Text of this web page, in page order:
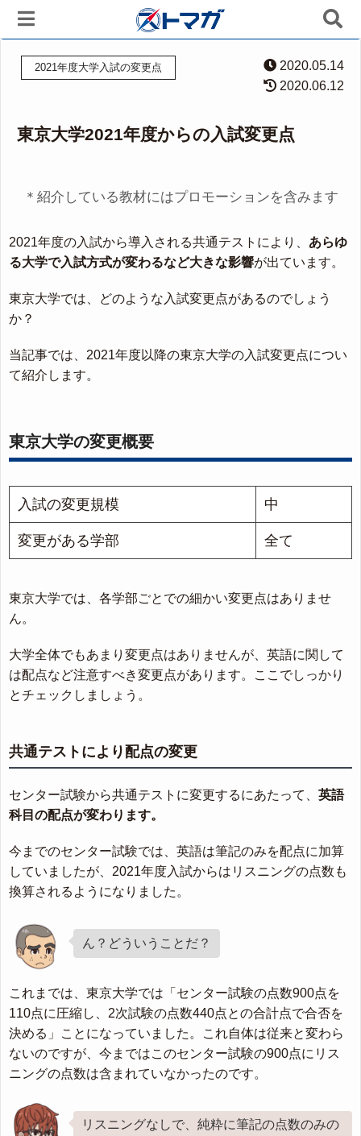
2021年度大学入試の変更点
2020.05.14
2020.06.12
東京大学2021年度からの入試変更点
＊紹介している教材にはプロモーションを含みます
2021年度の入試から導入される共通テストにより、 あらゆ
る大学で入試方式が変わるなど大きな影響が出ています。
東京大学では、どのような入試変更点があるのでしょう
か？
当記事では、2021年度以降の東京大学の入試変更点につい
て紹介します。
東京大学の変更概要
入試の変更規模 中
変更がある学部 全て
東京大学では、各学部ごとでの細かい変更点はありませ
ん。
大学全体でもあまり変更点はありませんが、英語に関して
は配点など注意すべき変更点があります。ここでしっかり
とチェックしましょう。
共通テストにより配点の変更
センター試験から共通テストに変更するにあたって、 英語
科目の配点が変わります。
今までのセンター試験では、英語は筆記のみを配点に加算
していましたが、2021年度入試からはリスニングの点数も
換算されるようになりました。
ん？どういうことだ？
これまでは、東京大学では「センター試験の点数900点を
110点に圧縮し、2次試験の点数440点との合計点で合否を
決める」ことになっていました。これ自体は従来と変わら
ないのですが、今まではこのセンター試験の900点にリス
ニングの点数は含まれていなかったのです。
リスニングなしで、純粋に筆記の点数のみの